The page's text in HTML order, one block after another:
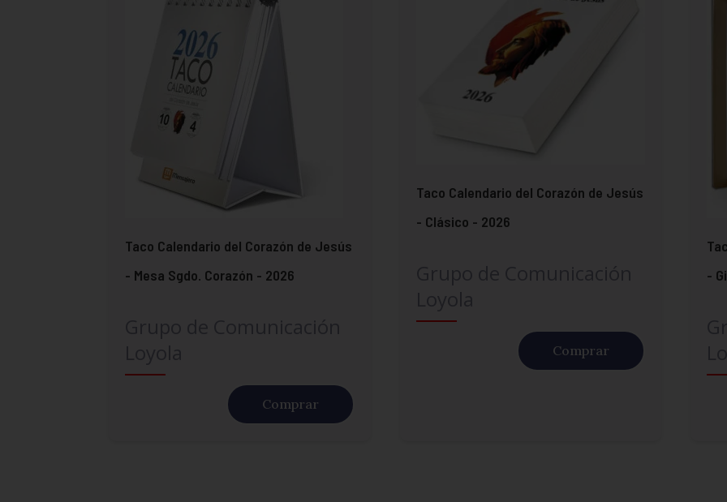
Taco Calendario del Corazón de Jesús
- Mesa Sgdo. Corazón - 2026
Comprar
Taco Calendario del Corazón de Jesús
- Clásico - 2026
Comprar
-